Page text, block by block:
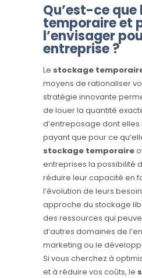
Qu’est-ce que
temporaireet
l’envisager
entreprise ?
Le stockage
moyens de rationaliser
stratégie innovante
de louer la quantité
d’entreposage dont elles
payant que pour ce
stockage temporaire
entreprises la possibilité
réduire leur capacité en
l’évolution de leurs
approche du stockage
des ressources qui
d’autres domaines de
marketing ou le
Si vous cherchez à
et à réduire vos coûts, le